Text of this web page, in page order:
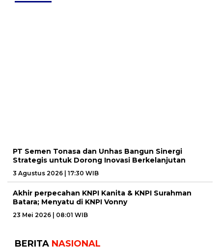
PT Semen Tonasa dan Unhas Bangun Sinergi
Strategis untuk Dorong Inovasi Berkelanjutan
3 Agustus 2026 | 17:30 WIB
Akhir perpecahan KNPI Kanita & KNPI Surahman
Batara; Menyatu di KNPI Vonny
23 Mei 2026 | 08:01 WIB
BERITA NASIONAL